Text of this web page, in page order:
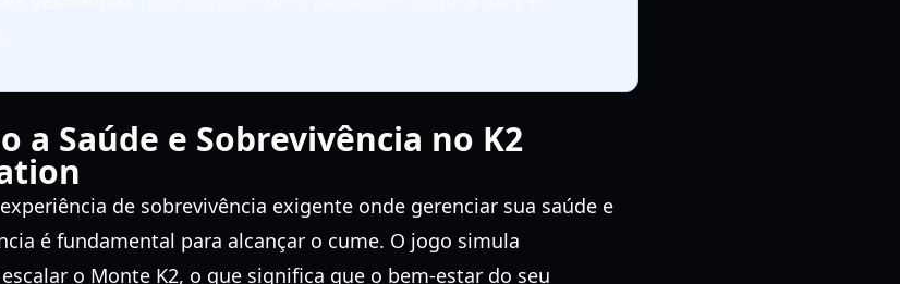
a Saúde e Sobrevivência no K2
de sobrevivência exigente onde gerenciar sua saúde e
é fundamental para alcançar o cume. O jogo simula
o Monte K2, o que significa que o bem-estar do seu